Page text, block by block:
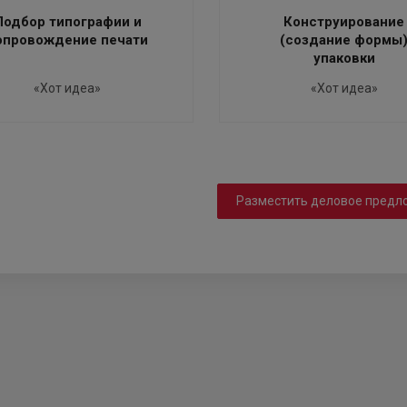
типографии и
печати
«Хот идеа»
Конструирование
(создание формы)
упаковки
«Хот идеа»
Разместить деловое